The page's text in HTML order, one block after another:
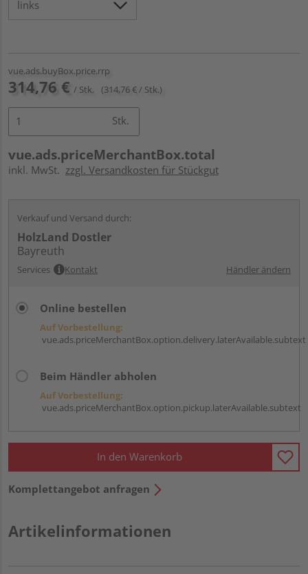
vue.ads.buyBox.price.rrp
314,76 € / Stk. (314,76 € / Stk.)
Stk.
vue.ads.priceMerchantBox.total
inkl. MwSt. zzgl. Versandkosten für Stückgut
Verkauf und Versand durch:
HolzLand Dostler
Bayreuth
Services Kontakt Händler ändern
Online bestellen
Auf Vorbestellung:
vue.ads.priceMerchantBox.option.delivery.laterAvailable.subtext
Beim Händler abholen
Auf Vorbestellung:
vue.ads.priceMerchantBox.option.pickup.laterAvailable.subtext
In den Warenkorb
Komplettangebot anfragen
Artikelinformationen